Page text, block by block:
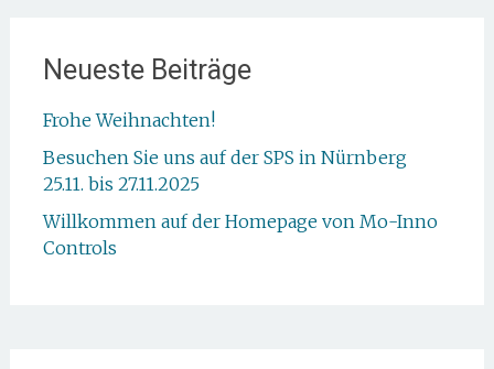
Neueste Beiträge
Frohe Weihnachten!
Besuchen Sie uns auf der SPS in Nürnberg
25.11. bis 27.11.2025
Willkommen auf der Homepage von Mo-Inno
Controls